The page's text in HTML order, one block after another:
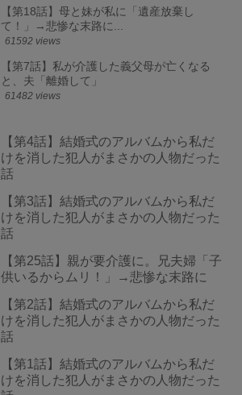
【第18話】母と妹が私に「遺産放棄し
て！」→悲惨な末路に...
61592 views
【第7話】私が介護した義父母が亡くなる
と、夫「離婚して」
61482 views
【第4話】結婚式のアルバムから私だ
けを消した犯人がまさかの人物だった
話
【第3話】結婚式のアルバムから私だ
けを消した犯人がまさかの人物だった
話
【第25話】親が要介護に。兄夫婦「子
供いるからムリ！」→悲惨な末路に
【第2話】結婚式のアルバムから私だ
けを消した犯人がまさかの人物だった
話
【第1話】結婚式のアルバムから私だ
けを消した犯人がまさかの人物だった